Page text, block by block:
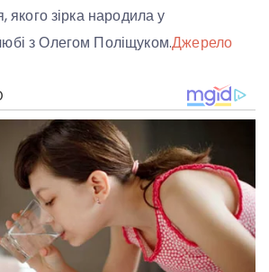
якого зірка народила у
з Олегом Поліщуком.Джерело